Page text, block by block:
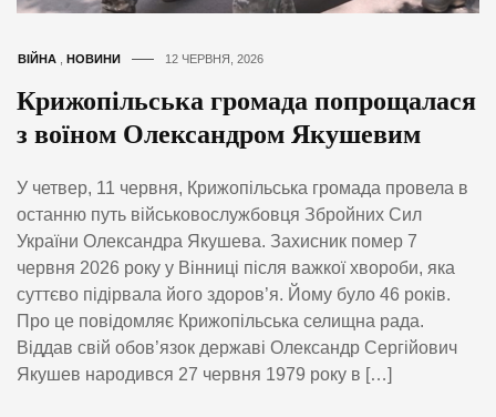
ВІЙНА НОВИНИ 12 ЧЕРВНЯ, 2026
Крижопільська громада попрощалася
з воїном Олександром Якушевим
У четвер, 11 червня, Крижопільська громада провела в
останню путь військовослужбовця Збройних Сил
України Олександра Якушева. Захисник помер 7
червня 2026 року у Вінниці після важкої хвороби, яка
суттєво підірвала його здоров’я. Йому було 46 років.
Про це повідомляє Крижопільська селищна рада.
Віддав свій обов’язок державі Олександр Сергійович
Якушев народився 27 червня 1979 року в […]